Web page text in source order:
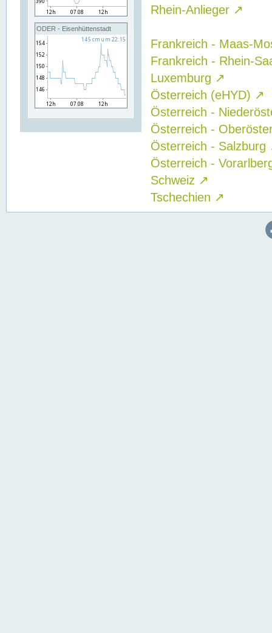
ODER - Eisenhüttenstadt
Rhein-Anlieger ↗
Frankreich - Maas-
Frankreich - Rhein-
Luxemburg ↗
Österreich (eHYD) ↗
Österreich -
Österreich -
Österreich - Salzburg
Österreich -
Schweiz ↗
Tschechien ↗